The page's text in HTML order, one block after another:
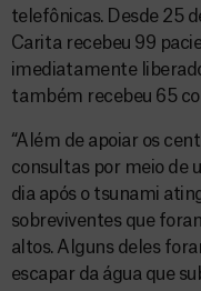
telefônicas. Desde 25
Carita recebeu 99
imediatamente
também recebeu 65
“Além de apoiar os
consultas por meio de
dia após o tsunami
sobreviventes que
altos. Alguns deles
escapar da água que